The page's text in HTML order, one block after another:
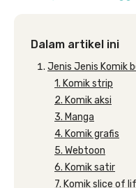
Dalam artikel ini
Jenis Jenis Komik
1. Komik strip
2. Komik aksi
3. Manga
4. Komik grafis
5. Webtoon
6. Komik satir
7. Komik slice of